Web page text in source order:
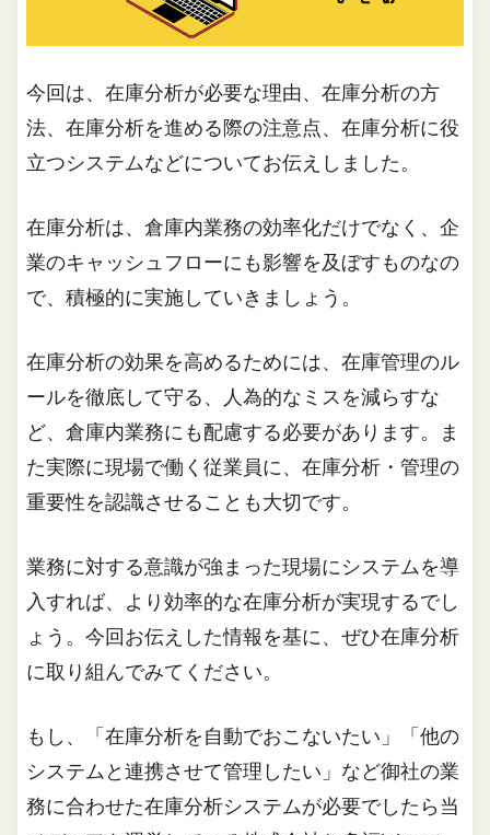
今回は、在庫分析が必要な理由、在庫分析の方
法、在庫分析を進める際の注意点、在庫分析に役
立つシステムなどについてお伝えしました。
在庫分析は、倉庫内業務の効率化だけでなく、企
業のキャッシュフローにも影響を及ぼすものなの
で、積極的に実施していきましょう。
在庫分析の効果を高めるためには、在庫管理のル
ールを徹底して守る、人為的なミスを減らすな
ど、倉庫内業務にも配慮する必要があります。ま
た実際に現場で働く従業員に、在庫分析・管理の
重要性を認識させることも大切です。
業務に対する意識が強まった現場にシステムを導
入すれば、より効率的な在庫分析が実現するでし
ょう。今回お伝えした情報を基に、ぜひ在庫分析
に取り組んでみてください。
もし、「在庫分析を自動でおこないたい」「他の
システムと連携させて管理したい」など御社の業
務に合わせた在庫分析システムが必要でしたら当